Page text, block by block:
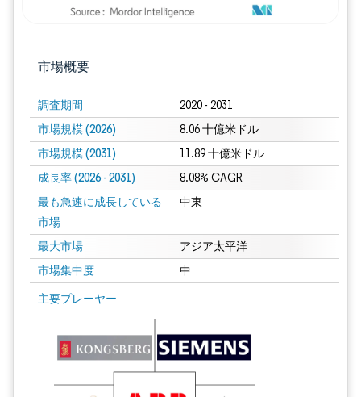
市場概要
調査期間 2020 - 2031
市場規模 (2026) 8.06 十億米ドル
市場規模 (2031) 11.89 十億米ドル
成長率 (2026 - 2031) 8.08% CAGR
最も急速に成長している
市場
中東
最大市場 アジア太平洋
市場集中度 中
主要プレーヤー
画像 © Mordor Intelligence。再利用にはCC BY 4.0の表示が必要です。